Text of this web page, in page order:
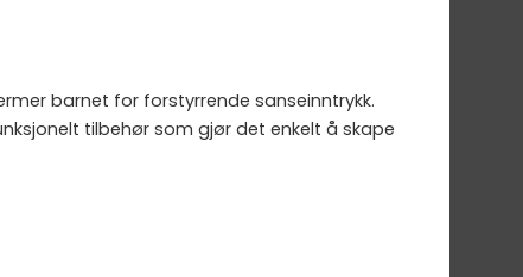
barnet for forstyrrende sanseinntrykk.
tilbehør som gjør det enkelt å skape